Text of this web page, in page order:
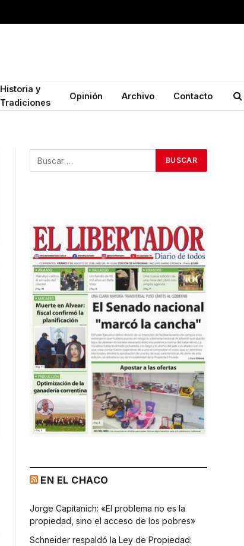
Historia y
Tradiciones
Opinión Archivo Contacto
EN EL CHACO
Jorge Capitanich: «El problema no es la
propiedad, sino el acceso de los pobres»
Schneider respaldó la Ley de Propiedad: